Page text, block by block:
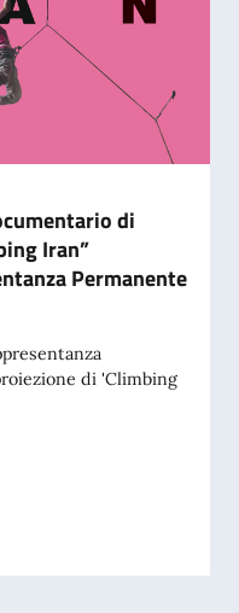
di
Iran”
Permanente
di 'Climbing
di Francesca